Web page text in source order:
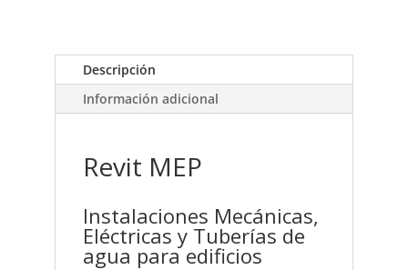
Descripción
Información adicional
Revit MEP
Instalaciones Mecánicas,
Eléctricas y Tuberías de
agua para edificios